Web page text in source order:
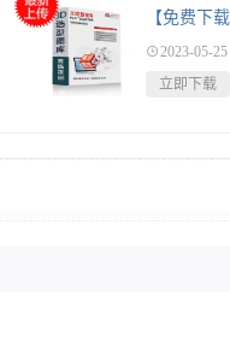
2023-05-25
立即下载